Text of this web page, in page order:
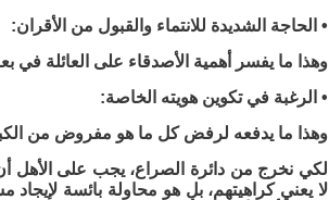
• الحاجة الشديدة للانتماء والقبول من الأقران:
وهذا ما يفسر أهمية الأصدقاء على العائلة في
• الرغبة في تكوين هويته الخاصة:
وهذا ما يدفعه لرفض كل ما هو مفروض من
لكي نخرج من دائرة الصراع، يجب على الأهل
لا يعني كراهيتهم، بل هو محاولة بائسة لإيجاد